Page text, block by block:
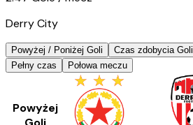
Derry City
Powyżej / Poniżej Goli
Czas zdobycia Goli
Pełny czas
Połowa meczu
Powyżej